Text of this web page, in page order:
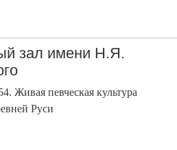
зал имени Н.Я.
Живая певческая культура
Руси